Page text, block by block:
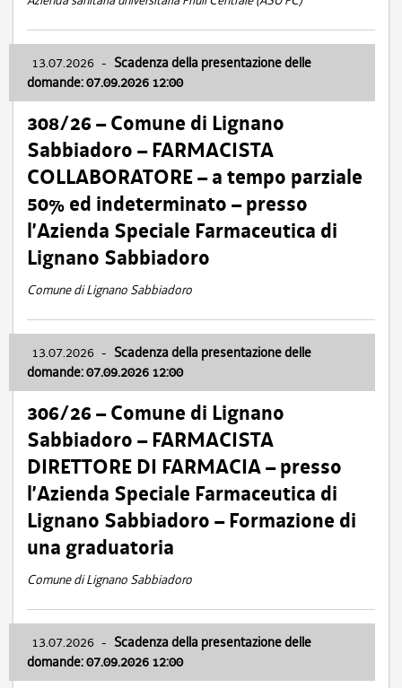
13.07.2026 - Scadenza della presentazione delle
domande: 07.09.2026 12:00
308/26 – Comune di Lignano
Sabbiadoro – FARMACISTA
COLLABORATORE – a tempo parziale
50% ed indeterminato – presso
l’Azienda Speciale Farmaceutica di
Lignano Sabbiadoro
Comune di Lignano Sabbiadoro
13.07.2026 - Scadenza della presentazione delle
domande: 07.09.2026 12:00
306/26 – Comune di Lignano
Sabbiadoro – FARMACISTA
DIRETTORE DI FARMACIA – presso
l’Azienda Speciale Farmaceutica di
Lignano Sabbiadoro – Formazione di
una graduatoria
Comune di Lignano Sabbiadoro
13.07.2026 - Scadenza della presentazione delle
domande: 07.09.2026 12:00